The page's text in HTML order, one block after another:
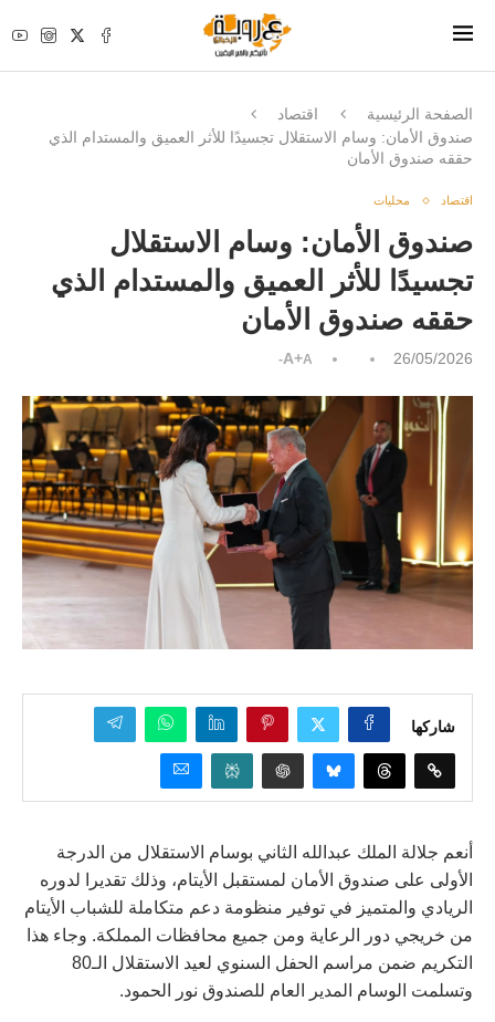
الصفحة الرئيسية
اقتصاد
صندوق الأمان: وسام الاستقلال تجسيدًا للأثر العميق والمستدام الذي
حققه صندوق الأمان
اقتصاد محليات
صندوق الأمان: وسام الاستقلال
تجسيدًا للأثر العميق والمستدام الذي
حققه صندوق الأمان
26/05/2026
A+A-
شاركها
أنعم جلالة الملك عبدالله الثاني بوسام الاستقلال من الدرجة
الأولى على صندوق الأمان لمستقبل الأيتام، وذلك تقديرا لدوره
الريادي والمتميز في توفير منظومة دعم متكاملة للشباب الأيتام
من خريجي دور الرعاية ومن جميع محافظات المملكة. وجاء هذا
التكريم ضمن مراسم الحفل السنوي لعيد الاستقلال الـ80
وتسلمت الوسام المدير العام للصندوق نور الحمود.